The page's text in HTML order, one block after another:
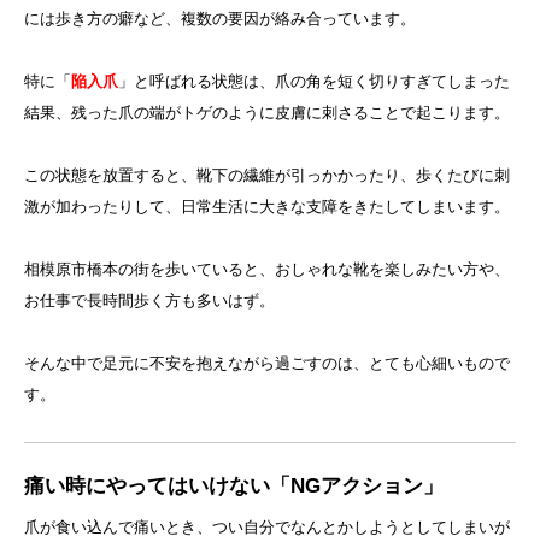
には歩き方の癖など、複数の要因が絡み合っています。
特に「 陥入爪 」と呼ばれる状態は、爪の角を短く切りすぎてしまった
結果、残った爪の端がトゲのように皮膚に刺さることで起こります。
この状態を放置すると、靴下の繊維が引っかかったり、歩くたびに刺
激が加わったりして、日常生活に大きな支障をきたしてしまいます。
相模原市橋本の街を歩いていると、おしゃれな靴を楽しみたい方や、
お仕事で長時間歩く方も多いはず。
そんな中で足元に不安を抱えながら過ごすのは、とても心細いもので
す。
痛い時にやってはいけない「NGアクション」
爪が食い込んで痛いとき、つい自分でなんとかしようとしてしまいが